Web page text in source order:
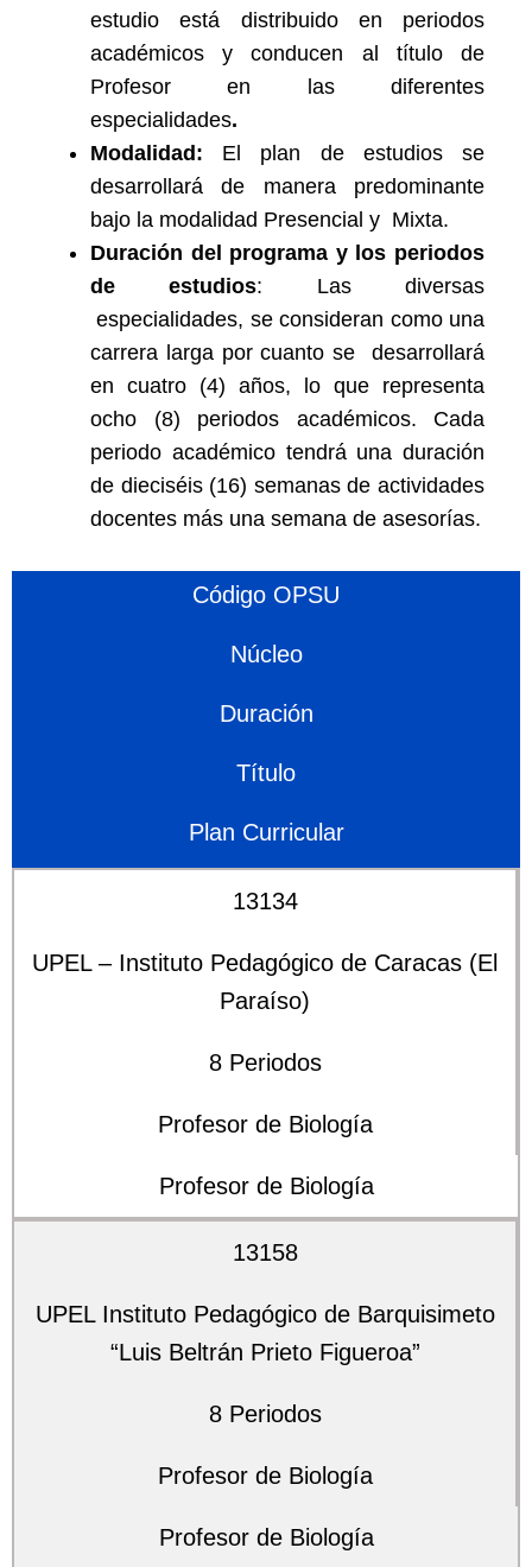
estudio está distribuido en periodos
académicos y conducen al título de
Profesor en las diferentes
especialidades.
Modalidad: El plan de estudios se
desarrollará de manera predominante
bajo la modalidad Presencial y Mixta.
Duración del programa y los periodos
de estudios: Las diversas
especialidades, se consideran como una
carrera larga por cuanto se desarrollará
en cuatro (4) años, lo que representa
ocho (8) periodos académicos. Cada
periodo académico tendrá una duración
de dieciséis (16) semanas de actividades
docentes más una semana de asesorías.
Código OPSU
Núcleo
Duración
Título
Plan Curricular
13134
UPEL – Instituto Pedagógico de Caracas (El
Paraíso)
8 Periodos
Profesor de Biología
Profesor de Biología
13158
UPEL Instituto Pedagógico de Barquisimeto
“Luis Beltrán Prieto Figueroa”
8 Periodos
Profesor de Biología
Profesor de Biología